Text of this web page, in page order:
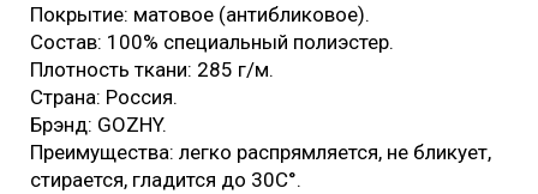
Покрытие: матовое (антибликовое).
Состав: 100% специальный полиэстер.
Плотность ткани: 285 г/м.
Страна: Россия.
Брэнд: GOZHY.
Преимущества: легко распрямляется, не бликует,
стирается, гладится до 30С°.